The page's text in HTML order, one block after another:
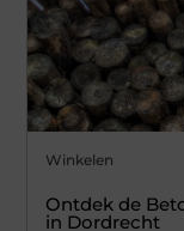
Winkelen
Ontdek de
in Dordrecht